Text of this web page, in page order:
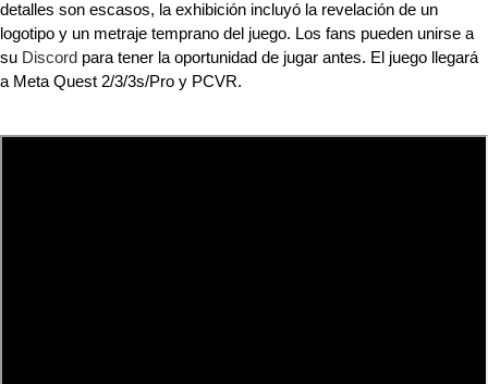
detalles son escasos, la exhibición incluyó la revelación de un
logotipo y un metraje temprano del juego. Los fans pueden unirse a
su Discord para tener la oportunidad de jugar antes. El juego llegará
a Meta Quest 2/3/3s/Pro y PCVR.